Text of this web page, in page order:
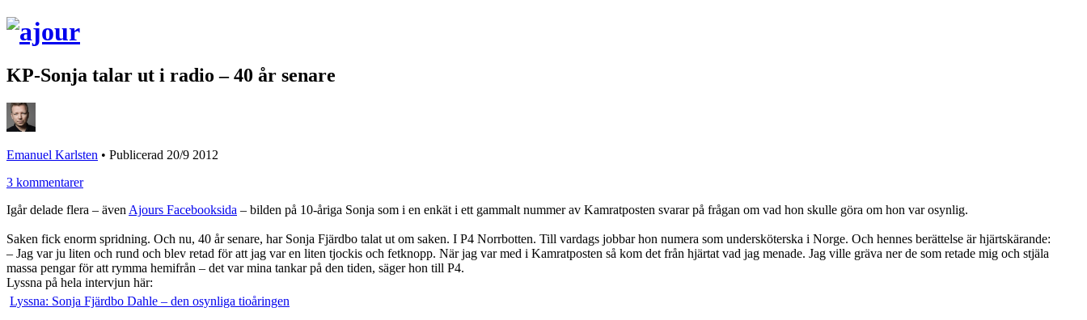
KP-Sonja talar ut i radio – 40 år senare
Emanuel Karlsten • Publicerad 20/9 2012
3 kommentarer
Igår delade flera – även Ajours Facebooksida – bilden på 10-åriga Sonja som i en enkät i ett gammalt nummer av Kamratposten svarar på frågan om vad hon skulle göra om hon var osynlig.
Saken fick enorm spridning. Och nu, 40 år senare, har Sonja Fjärdbo talat ut om saken. I P4 Norrbotten. Till vardags jobbar hon numera som undersköterska i Norge. Och hennes berättelse är hjärtskärande:
– Jag var ju liten och rund och blev retad för att jag var en liten tjockis och fetknopp. När jag var med i Kamratposten så kom det från hjärtat vad jag menade. Jag ville gräva ner de som retade mig och stjäla
massa pengar för att rymma hemifrån – det var mina tankar på den tiden, säger hon till P4.
Lyssna på hela intervjun här:
Lyssna: Sonja Fjärdbo Dahle – den osynliga tioåringen